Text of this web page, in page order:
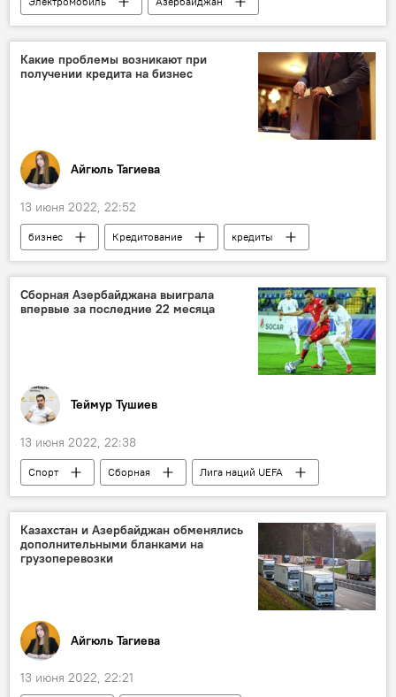
Нахчыван
NAZ
Экономика
Автомобили
Какие проблемы возникают при
получении кредита на бизнес
Айгюль Тагиева
13 июня 2022, 22:52
бизнес Кредитование
кредиты
банки
Экономика
проблемы
предприниматели
Азербайджан
Сборная Азербайджана выиграла
впервые за последние 22 месяца
Теймур Тушиев
13 июня 2022, 22:38
Спорт Сборная
Лига наций UEFA
Лига наций УЕФА
Победа
Азербайджан
Казахстан и Азербайджан обменялись
дополнительными бланками на
грузоперевозки
Айгюль Тагиева
13 июня 2022, 22:21